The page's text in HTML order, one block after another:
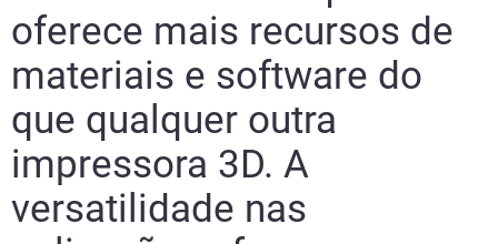
oferece mais recursos de
materiais e software do
que qualquer outra
impressora 3D. A
versatilidade nas